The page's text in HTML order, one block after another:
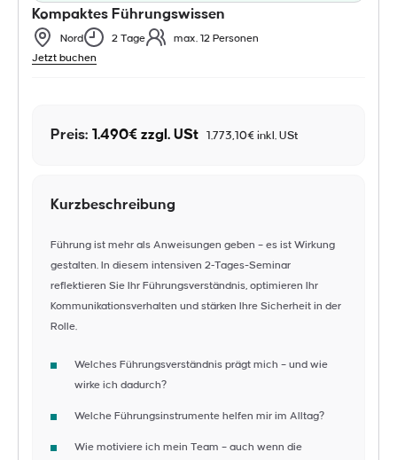
Kompaktes Führungswissen
Nord 2 Tage
max. 12 Personen
Jetzt buchen
Preis: 1.490€ zzgl. USt 1.773,10€ inkl. USt
Kurzbeschreibung
Führung ist mehr als Anweisungen geben – es ist Wirkung
gestalten. In diesem intensiven 2‑Tages-Seminar
reflektieren Sie Ihr Führungsverständnis, optimieren Ihr
Kommunikationsverhalten und stärken Ihre Sicherheit in der
Rolle.
Welches Führungsverständnis prägt mich – und wie
wirke ich dadurch?
Welche Führungsinstrumente helfen mir im Alltag?
Wie motiviere ich mein Team – auch wenn die